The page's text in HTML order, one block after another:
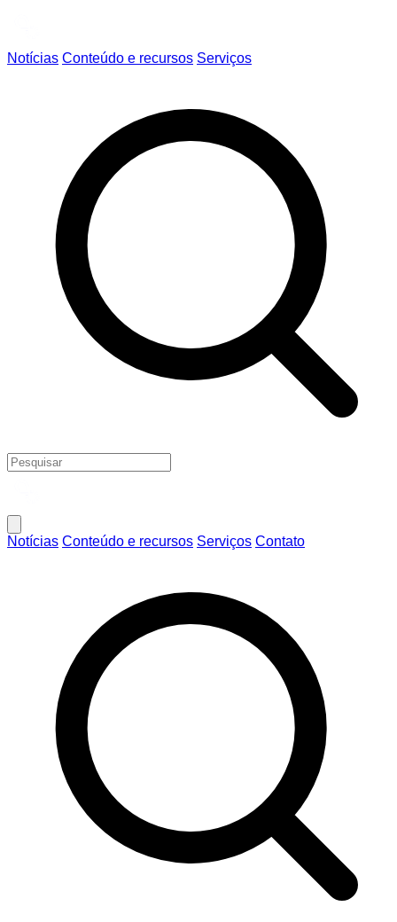
Notícias Conteúdo e recursos Serviços
Notícias Conteúdo e recursos Serviços Contato